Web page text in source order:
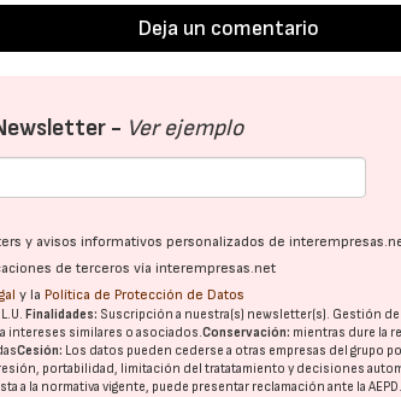
Deja un comentario
- Ver ejemplo
y avisos informativos personalizados de
de terceros vía interempresas.net
y la Política de Protección de Datos
Finalidades: Suscripción a nuestra(s) newsletter(s). Gestión
intereses similares o asociados.Conservación: mientras dure la
Cesión: Los datos pueden cederse a otras empresas del grupo
portabilidad, limitación del tratatamiento y decisiones
a la normativa vigente, puede presentar reclamación ante laAEPD.